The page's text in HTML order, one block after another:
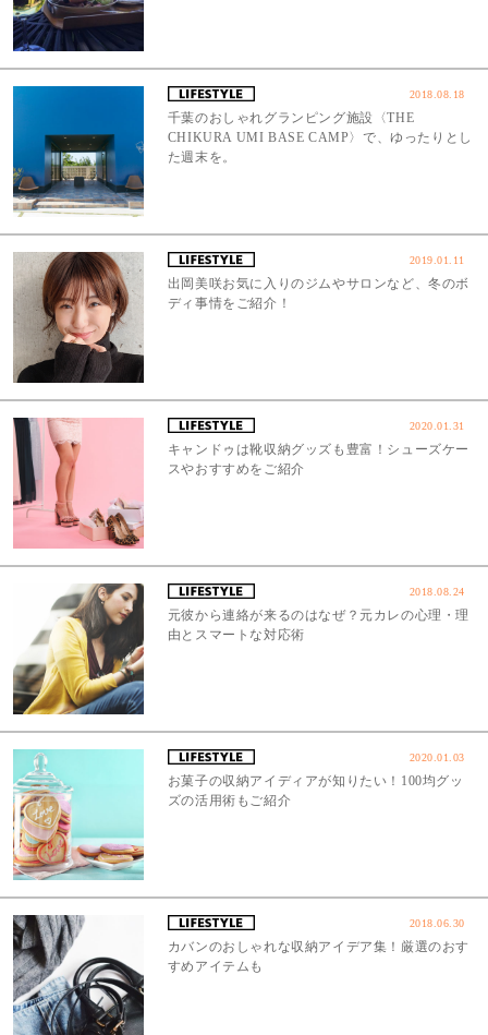
2018.08.18
千葉のおしゃれグランピング施設〈THE
CHIKURA UMI BASE CAMP〉で、ゆったりとし
た週末を。
2019.01.11
出岡美咲お気に入りのジムやサロンなど、冬のボ
ディ事情をご紹介！
2020.01.31
キャンドゥは靴収納グッズも豊富！シューズケー
スやおすすめをご紹介
2018.08.24
元彼から連絡が来るのはなぜ？元カレの心理・理
由とスマートな対応術
2020.01.03
お菓子の収納アイディアが知りたい！100均グッ
ズの活用術もご紹介
2018.06.30
カバンのおしゃれな収納アイデア集！厳選のおす
すめアイテムも